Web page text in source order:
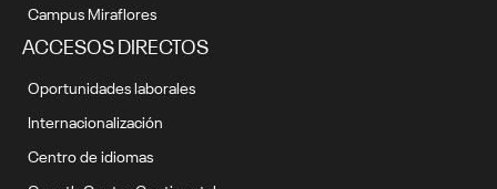
Campus Miraflores
ACCESOS DIRECTOS
Oportunidades laborales
Internacionalización
Centro de idiomas